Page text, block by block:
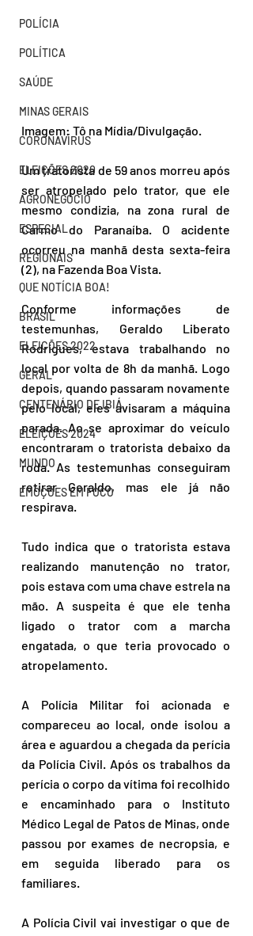
POLÍCIA
POLÍTICA
SAÚDE
MINAS GERAIS
CORONAVÍRUS
ELEIÇÕES 2020
AGRONEGÓCIO
ESPECIAL
REGIONAIS
QUE NOTÍCIA BOA!
BRASIL
ELEIÇÕES 2022
GERAL
CENTENÁRIO DE IBIÁ
ELEIÇÕES 2024
MUNDO
EMOÇÕES EM FOCO
Imagem: Tô na Mídia/Divulgação.
Um tratorista de 59 anos morreu após
ser atropelado pelo trator, que ele
mesmo condizia, na zona rural de
Carmo do Paranaíba. O acidente
ocorreu na manhã desta sexta-feira
(2), na Fazenda Boa Vista.
Conforme informações de
testemunhas, Geraldo Liberato
Rodrigues, estava trabalhando no
local por volta de 8h da manhã. Logo
depois, quando passaram novamente
pelo local, eles avisaram a máquina
parada. Ao se aproximar do veículo
encontraram o tratorista debaixo da
roda. As testemunhas conseguiram
retirar Geraldo, mas ele já não
respirava.
Tudo indica que o tratorista estava
realizando manutenção no trator,
pois estava com uma chave estrela na
mão. A suspeita é que ele tenha
ligado o trator com a marcha
engatada, o que teria provocado o
atropelamento.
A Polícia Militar foi acionada e
compareceu ao local, onde isolou a
área e aguardou a chegada da perícia
da Polícia Civil. Após os trabalhos da
perícia o corpo da vítima foi recolhido
e encaminhado para o Instituto
Médico Legal de Patos de Minas, onde
passou por exames de necropsia, e
em seguida liberado para os
familiares.
A Polícia Civil vai investigar o que de